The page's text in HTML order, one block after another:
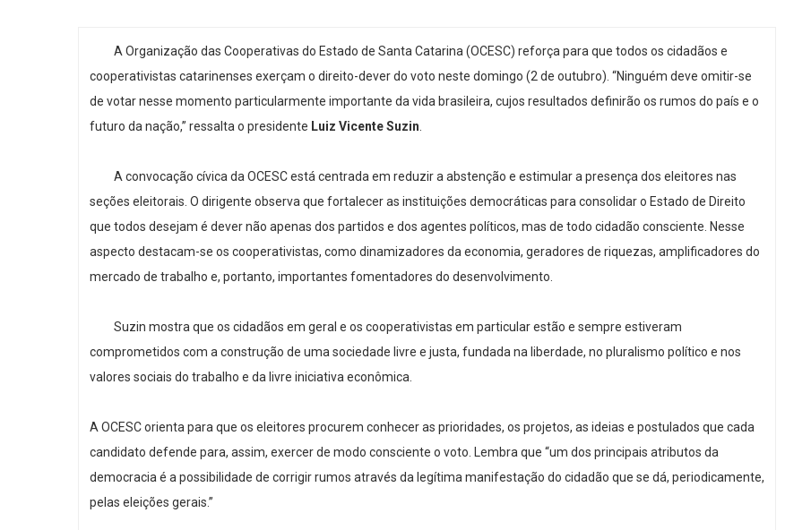
A Organização das Cooperativas do Estado de Santa Catarina (OCESC) reforça para que todos os cidadãos e
cooperativistas catarinenses exerçam o direito-dever do voto neste domingo (2 de outubro). “Ninguém deve omitir-se
de votar nesse momento particularmente importante da vida brasileira, cujos resultados definirão os rumos do país e o
futuro da nação,” ressalta o presidente Luiz Vicente Suzin
A convocação cívica da OCESC está centrada em reduzir a abstenção e estimular a presença dos eleitores nas
seções eleitorais. O dirigente observa que fortalecer as instituições democráticas para consolidar o Estado de Direito
que todos desejam é dever não apenas dos partidos e dos agentes políticos, mas de todo cidadão consciente. Nesse
aspecto destacam-se os cooperativistas, como dinamizadores da economia, geradores de riquezas, amplificadores do
mercado de trabalho e, portanto, importantes fomentadores do desenvolvimento.
Suzin mostra que os cidadãos em geral e os cooperativistas em particular estão e sempre estiveram
comprometidos com a construção de uma sociedade livre e justa, fundada na liberdade, no pluralismo político e nos
valores sociais do trabalho e da livre iniciativa econômica.
A OCESC orienta para que os eleitores procurem conhecer as prioridades, os projetos, as ideias e postulados que cada
candidato defende para, assim, exercer de modo consciente o voto. Lembra que “um dos principais atributos da
democracia é a possibilidade de corrigir rumos através da legítima manifestação do cidadão que se dá, periodicamente,
pelas eleições gerais.”